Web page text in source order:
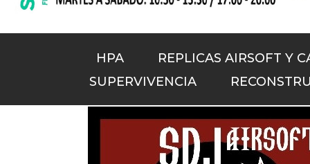
HPA
REPLICAS AIRSOFT Y
SUPERVIVENCIA